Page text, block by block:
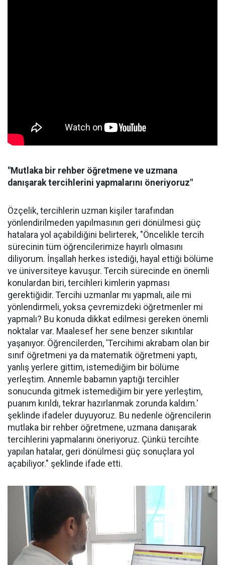
"Mutlaka bir rehber öğretmene ve uzmana
danışarak tercihlerini yapmalarını öneriyoruz"
Özçelik, tercihlerin uzman kişiler tarafından
yönlendirilmeden yapılmasının geri dönülmesi güç
hatalara yol açabildiğini belirterek, "Öncelikle tercih
sürecinin tüm öğrencilerimize hayırlı olmasını
diliyorum. İnşallah herkes istediği, hayal ettiği bölüme
ve üniversiteye kavuşur. Tercih sürecinde en önemli
konulardan biri, tercihleri kimlerin yapması
gerektiğidir. Tercihi uzmanlar mı yapmalı, aile mi
yönlendirmeli, yoksa çevremizdeki öğretmenler mi
yapmalı? Bu konuda dikkat edilmesi gereken önemli
noktalar var. Maalesef her sene benzer sıkıntılar
yaşanıyor. Öğrencilerden, 'Tercihimi akrabam olan bir
sınıf öğretmeni ya da matematik öğretmeni yaptı,
yanlış yerlere gittim, istemediğim bir bölüme
yerleştim. Annemle babamın yaptığı tercihler
sonucunda gitmek istemediğim bir yere yerleştim,
puanım kırıldı, tekrar hazırlanmak zorunda kaldım.'
şeklinde ifadeler duyuyoruz. Bu nedenle öğrencilerin
mutlaka bir rehber öğretmene, uzmana danışarak
tercihlerini yapmalarını öneriyoruz. Çünkü tercihte
yapılan hatalar, geri dönülmesi güç sonuçlara yol
açabiliyor." şeklinde ifade etti.